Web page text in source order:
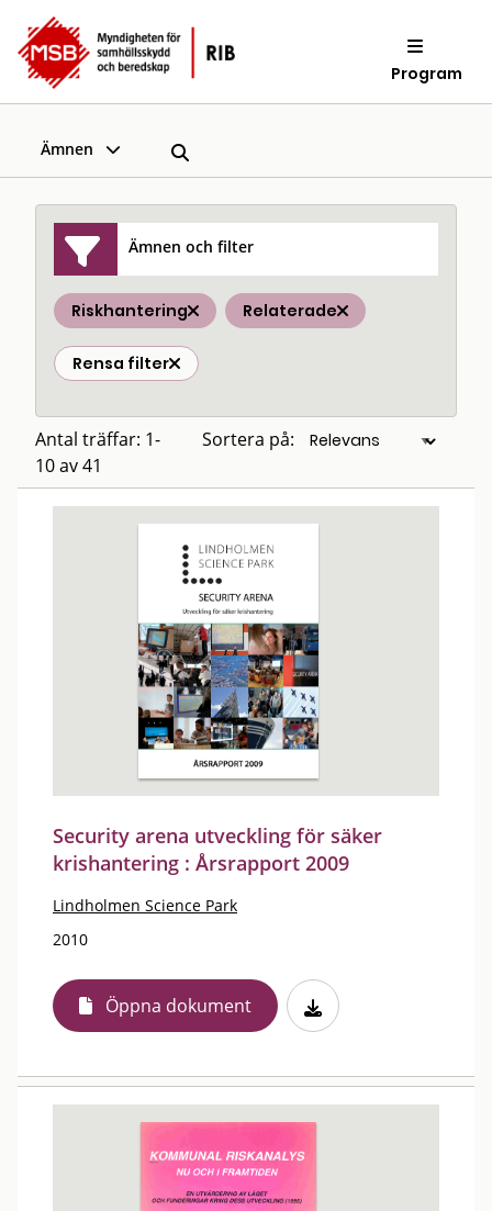
Program
Ämnen
Ämnen och filter
Riskhantering Relaterade
Rensa filter
Antal träffar: 1-
10 av 41
Sortera på:
Security arena utveckling för säker
krishantering : Årsrapport 2009
Lindholmen Science Park
2010
Öppna dokument